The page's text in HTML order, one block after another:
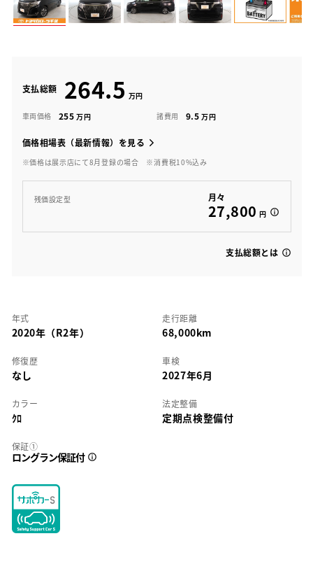
支払総額 264.5
車両価格 255 諸費用 9.5
価格相場表（最新情報）を見る
※価格は展示店にて8月登録の場合 ※消費税10%込み
残価設定型 月々
27,800 円
支払総額とは
年式
2020年（R2年）
走行距離
68,000km
修復歴
なし
車検
2027年6月
カラー
ｸﾛ
法定整備
定期点検整備付
保証①
ロングラン保証付